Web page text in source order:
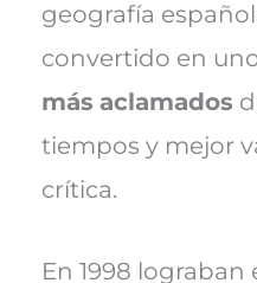
geografía
convertido en
más aclamados
tiempos y mejor
crítica.
En 1998 lograban